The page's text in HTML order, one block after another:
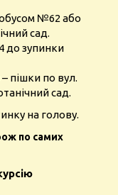
№62 або
сад.
до зупинки
пішки по вул.
сад.
на голову.
по самих